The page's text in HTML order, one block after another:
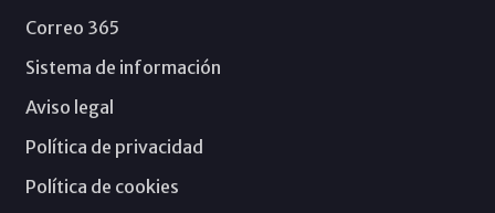
Correo 365
Sistema de información
Aviso legal
Política de privacidad
Política de cookies